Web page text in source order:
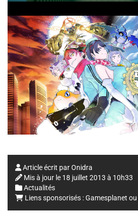
Article écrit parOnidra
Mis à jour le 18 juillet 2013 à 10h33
Actualités
Liens sponsorisés :Gamesplanet ou